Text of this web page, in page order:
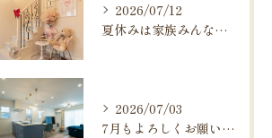
2026/07/12
夏休みは家族みんなで家作りを考えるチャンス！
2026/07/03
7月もよろしくお願いいたします！